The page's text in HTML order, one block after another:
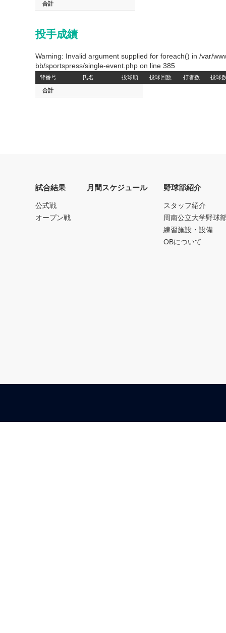
合計
投手成績
Warning: Invalid argument supplied for foreach() in /var/
bb/sportspress/single-event.php on line 385
背番号 氏名 投球順 投球回数 打者数 投球
合計
試合結果
公式戦
オープン戦
月間スケジュール 野球部紹介
スタッフ紹介
周南公立大学野球
練習施設・設備
OBについて